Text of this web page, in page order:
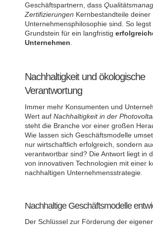
Geschäftspartnern, dass
Zertifizierungen Kernbestandteile deiner
Unternehmensphilosophie sind. So legst
Grundstein für ein langfristig
Unternehmen
Nachhaltigkeit und ökologische
Verantwortung
Immer mehr Konsumenten und
Wert auf Nachhaltigkeit in der
steht die Branche vor einer großen
Wie lassen sich Geschäftsmodelle
nur wirtschaftlich erfolgreich, sondern
verantwortbar sind? Die Antwort liegt in
von innovativen Technologien mit einer
nachhaltigen Unternehmensstrategie.
Nachhaltige Geschäftsmodelle
Der Schlüssel zur Förderung der